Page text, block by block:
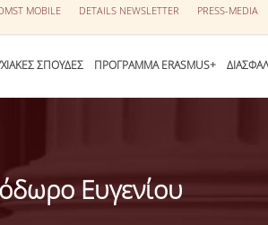
MOBILE DETAILS NEWSLETTER PRESS-MEDIA
ΣΠΟΥΔΕΣ ΠΡΟΓΡΑΜΜΑ ERASMUS+
Ευγενίου